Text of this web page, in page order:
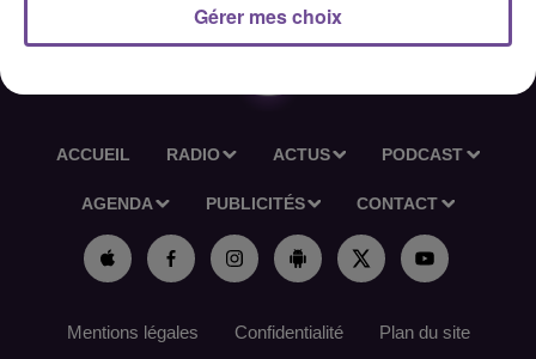
ACCUEIL RADIO ACTUS PODCAST
AGENDA PUBLICITÉS CONTACT
Mentions légales Confidentialité Plan du site
Gérer mes choix